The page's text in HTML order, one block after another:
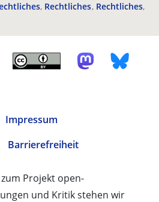
Rechtliches Rechtliches
Impressum
Barrierefreiheit
Projekt open-
und Kritik stehen wir